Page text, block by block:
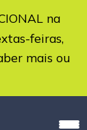
na
feiras,
mais ou